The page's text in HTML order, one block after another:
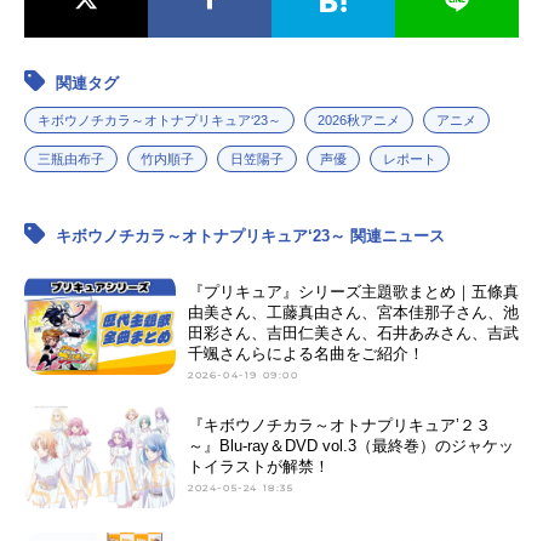
関連タグ
キボウノチカラ～オトナプリキュア‘23～ 2026秋アニメ アニメ
三瓶由布子 竹内順子 日笠陽子 声優 レポート
キボウノチカラ～オトナプリキュア‘23～ 関連ニュース
『プリキュア』シリーズ主題歌まとめ｜五條真
由美さん、工藤真由さん、宮本佳那子さん、池
田彩さん、吉田仁美さん、石井あみさん、吉武
千颯さんらによる名曲をご紹介！
2026-04-19 09:00
『キボウノチカラ～オトナプリキュア’２３
～』Blu-ray＆DVD vol.3（最終巻）のジャケッ
トイラストが解禁！
2024-05-24 18:35